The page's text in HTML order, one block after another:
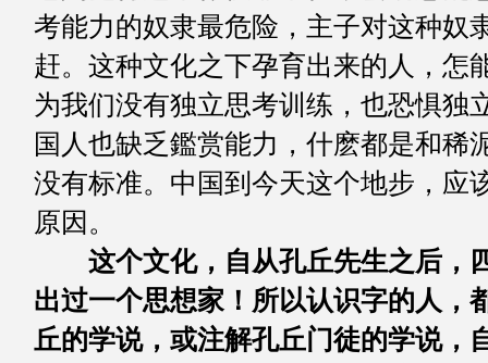
考能力的奴隶最危险，主子对这种奴
赶。这种文化之下孕育出来的人，怎
为我们没有独立思考训练，也恐惧独
国人也缺乏鑑赏能力，什麽都是和稀
没有标准。中国到今天这个地步，应
原因。
这个文化，自从孔丘先生之后，
出过一个思想家！所以认识字的人，
丘的学说，或注解孔丘门徒的学说，